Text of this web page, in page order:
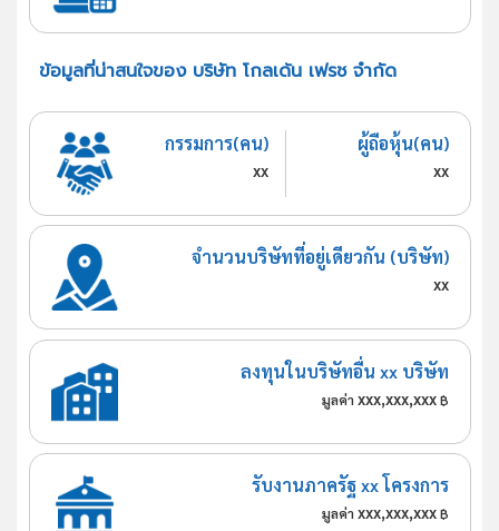
ข้อมูลที่น่าสนใจของ บริษัท โกลเด้น เฟรช จำกัด
กรรมการ(คน)
xx
ผู้ถือหุ้น(คน)
xx
จำนวนบริษัทที่อยู่เดียวกัน (บริษัท)
xx
ลงทุนในบริษัทอื่น xx บริษัท
มูลค่า xxx,xxx,xxx ฿
รับงานภาครัฐ xx โครงการ
มูลค่า xxx,xxx,xxx ฿